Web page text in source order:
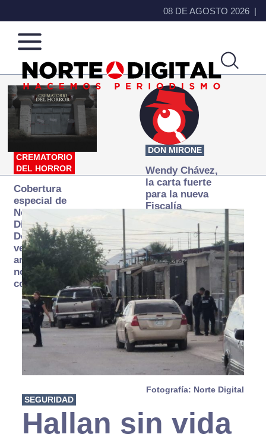
08 DE AGOSTO 2026
Norte
de
Ciudad
Más
que
noticias,
hacemos periodismo
CREMATORIO
DEL HORROR
Cobertura
especial de
Norte
Digital:
Donde la
verdad
arde… pero
no se
consume
DON MIRONE
Wendy Chávez,
la carta fuerte
para la nueva
Fiscalía
Fotografía: Norte Digital
SEGURIDAD
Hallan sin vida